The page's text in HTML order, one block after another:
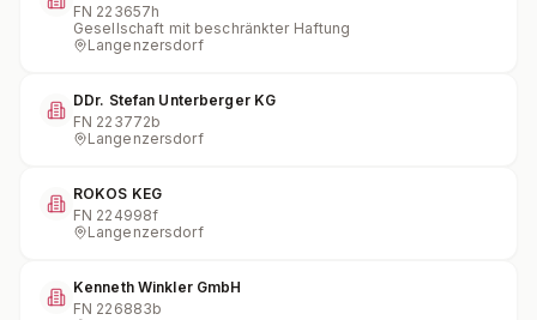
FN 223657h
Gesellschaft mit beschränkter Haftung
Langenzersdorf
DDr. Stefan Unterberger KG
FN 223772b
Langenzersdorf
ROKOS KEG
FN 224998f
Langenzersdorf
Kenneth Winkler GmbH
FN 226883b